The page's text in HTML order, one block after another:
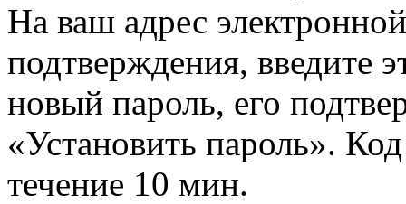
На ваш адрес
подтверждения, введите
новый пароль, его
«Установить пароль».
течение 10 мин.